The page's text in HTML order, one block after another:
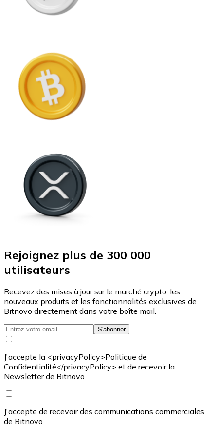
Rejoignez plus de 300 000
utilisateurs
Recevez des mises à jour sur le marché crypto, les
nouveaux produits et les fonctionnalités exclusives de
Bitnovo directement dans votre boîte mail.
S'abonner
J'accepte la <privacyPolicy>Politique de
Confidentialité</privacyPolicy> et de recevoir la
Newsletter de Bitnovo
J'accepte de recevoir des communications commerciales
de Bitnovo